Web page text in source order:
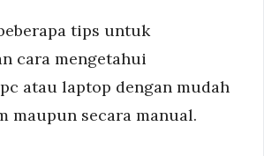
tips untuk
cara mengetahui
atau laptop dengan mudah
maupun secara manual.